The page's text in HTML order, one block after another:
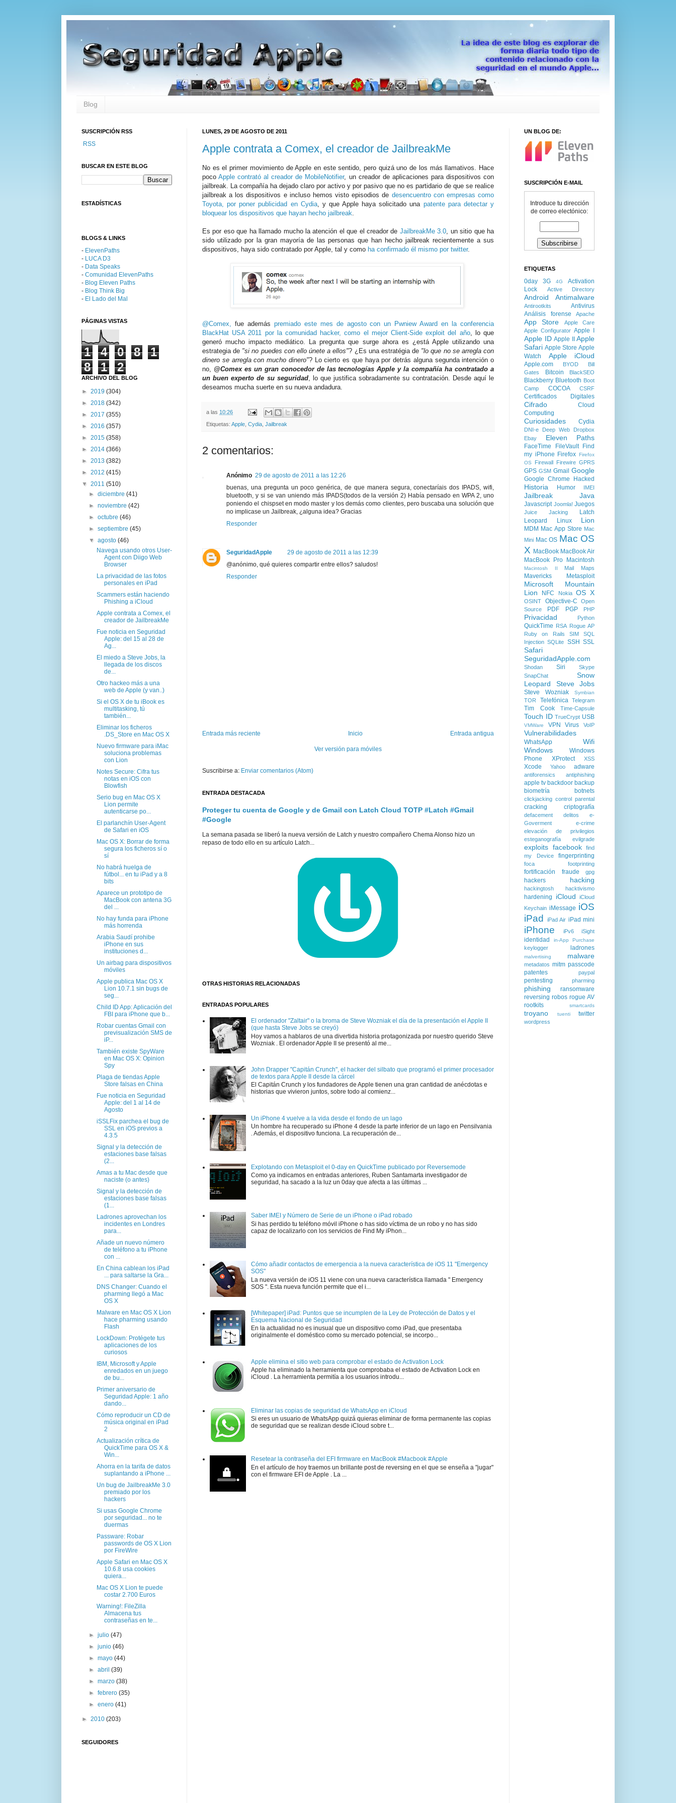
Blog
LUNES, 29 DE AGOSTO DE 2011
Apple contrata a Comex, el creador de JailbreakMe
No es el primer movimiento de Apple en este sentido, pero quizá uno de los más llamativos. Hace
pocoApple contrató al creador de MobileNotifier, un creador de aplicaciones para dispositivos con
jailbreak. La compañía ha dejado claro por activo y por pasivo que no es partidario de que se realice
jailbreak a los dispositivos e incluso hemos visto episodios de desencuentro con empresas como
Toyota, por poner publicidad en Cydia, y que Apple haya solicitado una patente para detectar y
bloquear los dispositivos que hayan hecho jailbreak.
Es por eso que ha llamado mucho la atención el que el creador de JailbreakMe 3.0, un sitio que ha
sido utilizado por la gran mayoría de las personas que han hecho jailbreak recientemente a sus
dispositivos, haya sido contratado por Apple, tal y como ha confirmado él mismo por twitter.
@Comex, fue además premiado este mes de agosto con un Pwniew Award en la conferencia
BlackHat USA 2011 por la comunidad hacker, como el mejor Client-Side exploit del año, lo que
generó mucho impacto mediático. La pregunta que surge ahora es ¿está Apple utilizando una
estrategia de "si no puedes con ello únete a ellos"? ¿Es una estratégia de "lo que no se arregla con
dinero se arregla con mucho dinero"? Lo cierto es que haya por detrás alguna segunda intención o
no, @Comex es un gran conocedor de las tecnologías Apple y la compañía ha contratado a
un buen experto de su seguridad, lo que justifica sobradamente su contratación. Desde aquí le
deseamos mucha suerte en su nueva andadura.
a las 10:26
Etiquetas: Apple Cydia Jailbreak
2 comentarios:
Anónimo 29 de agosto de 2011 a las 12:26
buenas, una pregunta un poco genérica, de que manera segura, conectaríais dos IPADS, wifi,
bluetooth, y si se van uniendo más IPADS(todos de la versión 2) Había pensado en WPA 2, uno
poniendo el chispset en modo master y los demás como clientes, pero buscaba una solución que
no implicase un Jailbreak, ¿alguna idea? Gracias
Responder
SeguridadApple
29 de agosto de 2011 a las 12:39
@anónimo, qué quieres compartir entre ellos? saludos!
Responder
Entrada más reciente Entrada antigua
Inicio
Ver versión para móviles
Suscribirse a: Enviar comentarios (Atom)
ENTRADA DESTACADA
Proteger tu cuenta de Google y de Gmail con Latch Cloud TOTP #Latch #Gmail
#Google
La semana pasada se liberó la nueva versión de Latch y nuestro compañero Chema Alonso hizo un
repaso de todo ello en su artículo Latch...
OTRAS HISTORIAS RELACIONADAS
ENTRADAS POPULARES
El ordenador "Zaltair" o la broma de Steve Wozniak el día de la presentación el Apple II
(que hasta Steve Jobs se creyó)
Hoy vamos a hablaros de una divertida historia protagonizada por nuestro querido Steve
Wozniak . El ordenador Apple II se presentó al me...
John Drapper "Capitán Crunch", el hacker del silbato que programó el primer procesador
de textos para Apple II desde la cárcel
El Capitán Crunch y los fundadores de Apple tienen una gran cantidad de anécdotas e
historias que vivieron juntos, sobre todo al comienz...
Un iPhone 4 vuelve a la vida desde el fondo de un lago
Un hombre ha recuperado su iPhone 4 desde la parte inferior de un lago en Pensilvania
. Además, el dispositivo funciona. La recuperación de...
Explotando con Metasploit el 0-day en QuickTime publicado por Reversemode
Como ya indicamos en entradas anteriores, Ruben Santamarta investigador de
seguridad, ha sacado a la luz un 0day que afecta a las últimas ...
Saber IMEI y Número de Serie de un iPhone o iPad robado
Si has perdido tu teléfono móvil iPhone o has sido víctima de un robo y no has sido
capaz de localizarlo con los servicios de Find My iPhon...
Cómo añadir contactos de emergencia a la nueva característica de iOS 11 "Emergency
SOS"
La nueva versión de iOS 11 viene con una nueva característica llamada " Emergency
SOS ". Esta nueva función permite que el i...
[Whitepaper] iPad: Puntos que se incumplen de la Ley de Protección de Datos y el
Esquema Nacional de Seguridad
En la actualidad no es inusual que un dispositivo como iPad, que presentaba
originalmente el doméstico como su mercado potencial, se incorpo...
Apple elimina el sitio web para comprobar el estado de Activation Lock
Apple ha eliminado la herramienta que comprobaba el estado de Activation Lock en
iCloud . La herramienta permitía a los usuarios introdu...
Eliminar las copias de seguridad de WhatsApp en iCloud
Si eres un usuario de WhatsApp quizá quieras eliminar de forma permanente las copias
de seguridad que se realizan desde iCloud sobre t...
Resetear la contraseña del EFI firmware en MacBook #Macbook #Apple
En el artículo de hoy traemos un brillante post de reversing en el que se enseña a "jugar"
con el firmware EFI de Apple . La ...
SUSCRIPCIÓN RSS
RSS
BUSCAR EN ESTE BLOG
ESTADÍSTICAS
BLOGS & LINKS
- ElevenPaths
- LUCA D3
- Data Speaks
- Comunidad ElevenPaths
- Blog Eleven Paths
- Blog Think Big
- El Lado del Mal
PÁGINAS VISTAS
1 4 0 8
1
8
1 2
ARCHIVO DEL BLOG
► 2019 (304)
► 2018 (342)
► 2017 (355)
► 2016 (357)
► 2015 (358)
► 2014 (366)
► 2013 (382)
► 2012 (415)
▼ 2011 (510)
►diciembre(41)
►noviembre(42)
►octubre(46)
►septiembre(45)
▼agosto(46)
Navega usando otros User-
Agent con Diigo Web
Browser
La privacidad de las fotos
personales en iPad
Scammers están haciendo
Phishing a iCloud
Apple contrata a Comex, el
creador de JailbreakMe
Fue noticia en Seguridad
Apple: del 15 al 28 de
Ag...
El miedo a Steve Jobs, la
llegada de los discos
de...
Otro hackeo más a una
web de Apple (y van..)
Si el OS X de tu iBook es
multitasking, tú
también...
Eliminar los ficheros
.DS_Store en Mac OS X
Nuevo firmware para iMac
soluciona problemas
con Lion
Notes Secure: Cifra tus
notas en iOS con
Blowfish
Serio bug en Mac OS X
Lion permite
autenticarse po...
El parlanchín User-Agent
de Safari en iOS
Mac OS X: Borrar de forma
segura los ficheros sí o
sí
No habrá huelga de
fútbol... en tu iPad y a 8
bits
Aparece un prototipo de
MacBook con antena 3G
del ...
No hay funda para iPhone
más horrenda
Arabia Saudí prohibe
iPhone en sus
instituciones d...
Un airbag para dispositivos
móviles
Apple publica Mac OS X
Lion 10.7.1 sin bugs de
seg...
Child ID App: Aplicación del
FBI para iPhone que b...
Robar cuentas Gmail con
previsualización SMS de
iP...
También existe SpyWare
en Mac OS X: Opinion
Spy
Plaga de tiendas Apple
Store falsas en China
Fue noticia en Seguridad
Apple: del 1 al 14 de
Agosto
iSSLFix parchea el bug de
SSL en iOS previos a
4.3.5
Signal y la detección de
estaciones base falsas
(2...
Amas a tu Mac desde que
naciste (o antes)
Signal y la detección de
estaciones base falsas
(1...
Ladrones aprovechan los
incidentes en Londres
para...
Añade un nuevo número
de teléfono a tu iPhone
con ...
En China cablean los iPad
... para saltarse la Gra...
DNS Changer: Cuando el
pharming llegó a Mac
OS X
Malware en Mac OS X Lion
hace pharming usando
Flash
LockDown: Protégete tus
aplicaciones de los
curiosos
IBM, Microsoft y Apple
enredados en un juego
de bu...
Primer aniversario de
Seguridad Apple: 1 año
dando...
Cómo reproducir un CD de
música original en iPad
2
Actualización crítica de
QuickTime para OS X &
Win...
Ahorra en la tarifa de datos
suplantando a iPhone ...
Un bug de JailbreakMe 3.0
premiado por los
hackers
Si usas Google Chrome
por seguridad... no te
duermas
Passware: Robar
passwords de OS X Lion
por FireWire
Apple Safari en Mac OS X
10.6.8 usa cookies
quiera...
Mac OS X Lion te puede
costar 2.700 Euros
Warning!: FileZilla
Almacena tus
contraseñas en te...
►julio(47)
►junio(46)
►mayo(44)
►abril(39)
►marzo(38)
►febrero(35)
►enero(41)
► 2010 (203)
SEGUIDORES
UN BLOG DE:
SUSCRIPCIÓN E-MAIL
Introduce tu dirección
de correo electónico:
ETIQUETAS
0day 3G 4G
Activation
Lock
Active Directory
Android Antimalware
Antirootkits
Antivirus
Análisis forense
Apache
App Store
Apple Care
Apple Configurator Apple I
Apple ID Apple II
Apple
Safari Apple Store Apple
Watch
Apple iCloud
Apple.com BYOD
Bill
Gates
Bitcoin BlackSEO
Blackberry Bluetooth Boot
Camp
COCOA CSRF
Certificados Digitales
Cifrado
Cloud
Computing
Curiosidades Cydia
DNI-e Deep Web
Dropbox
Ebay
Eleven Paths
FaceTime FileVault
Find
my iPhone Firefox Firefox
OS
Firewall Firewire GPRS
GPS GSM Gmail Google
Google Chrome Hacked
Historia Humor IMEI
Jailbreak Java
Javascript Joomla! Juegos
Juice Jacking
Latch
Leopard
Linux Lion
MDM Mac App Store Mac
Mini Mac OS Mac OS
X MacBook MacBook Air
MacBook Pro
Macintosh
Macintosh II Mail Maps
Mavericks Metasploit
Microsoft
Mountain
Lion
NFC Nokia OS X
OSINT Objective-C
Open
Source
PDF PGP PHP
Privacidad Python
QuickTime RSA Rogue AP
Ruby on Rails
SIM
SQL
Injection SQLite SSH SSL
Safari
SeguridadApple.com
Shodan Siri
Skype
SnapChat
Snow
Leopard
Steve Jobs
Steve Wozniak Symbian
TOR Telefónica Telegram
Tim Cook Time-Capsule
Touch ID TrueCrypt USB
VMWare VPN Virus VoIP
Vulnerabilidades
WhatsApp
Wifi
Windows
Windows
Phone
XProtect XSS
Xcode Yahoo adware
antiforensics antiphishing
apple tv backdoor backup
biometría
botnets
clickjacking control parental
cracking criptografía
defacement delitos
e-
Goverment
e-crime
elevación de privilegios
esteganografía
evilgrade
exploits facebook
find
my Device
fingerprinting
foca footprinting
fortificación fraude gpg
hackers hacking
hackingtosh hacktivismo
hardening iCloud
iCloud
Keychain iMessage iOS
iPad
iPad Air iPad mini
iPhone iPv6 iSight
identidad in-App Purchase
keylogger ladrones
malvertising malware
metadatos mitm passcode
patentes
paypal
pentesting pharming
phishing
ransomware
reversing robos rogue AV
rootkits
smartcards
troyano tuenti twitter
wordpress